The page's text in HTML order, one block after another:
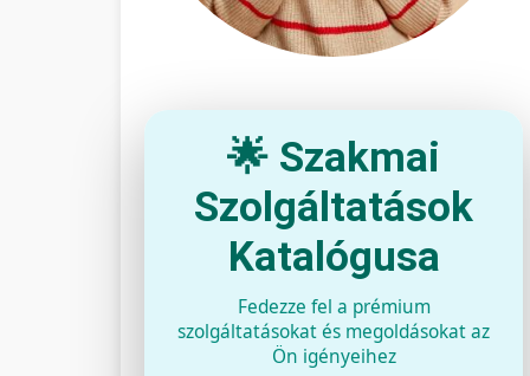
🌟 Szakmai
Szolgáltatások
Katalógusa
Fedezze fel a prémium
szolgáltatásokat és megoldásokat az
Ön igényeihez